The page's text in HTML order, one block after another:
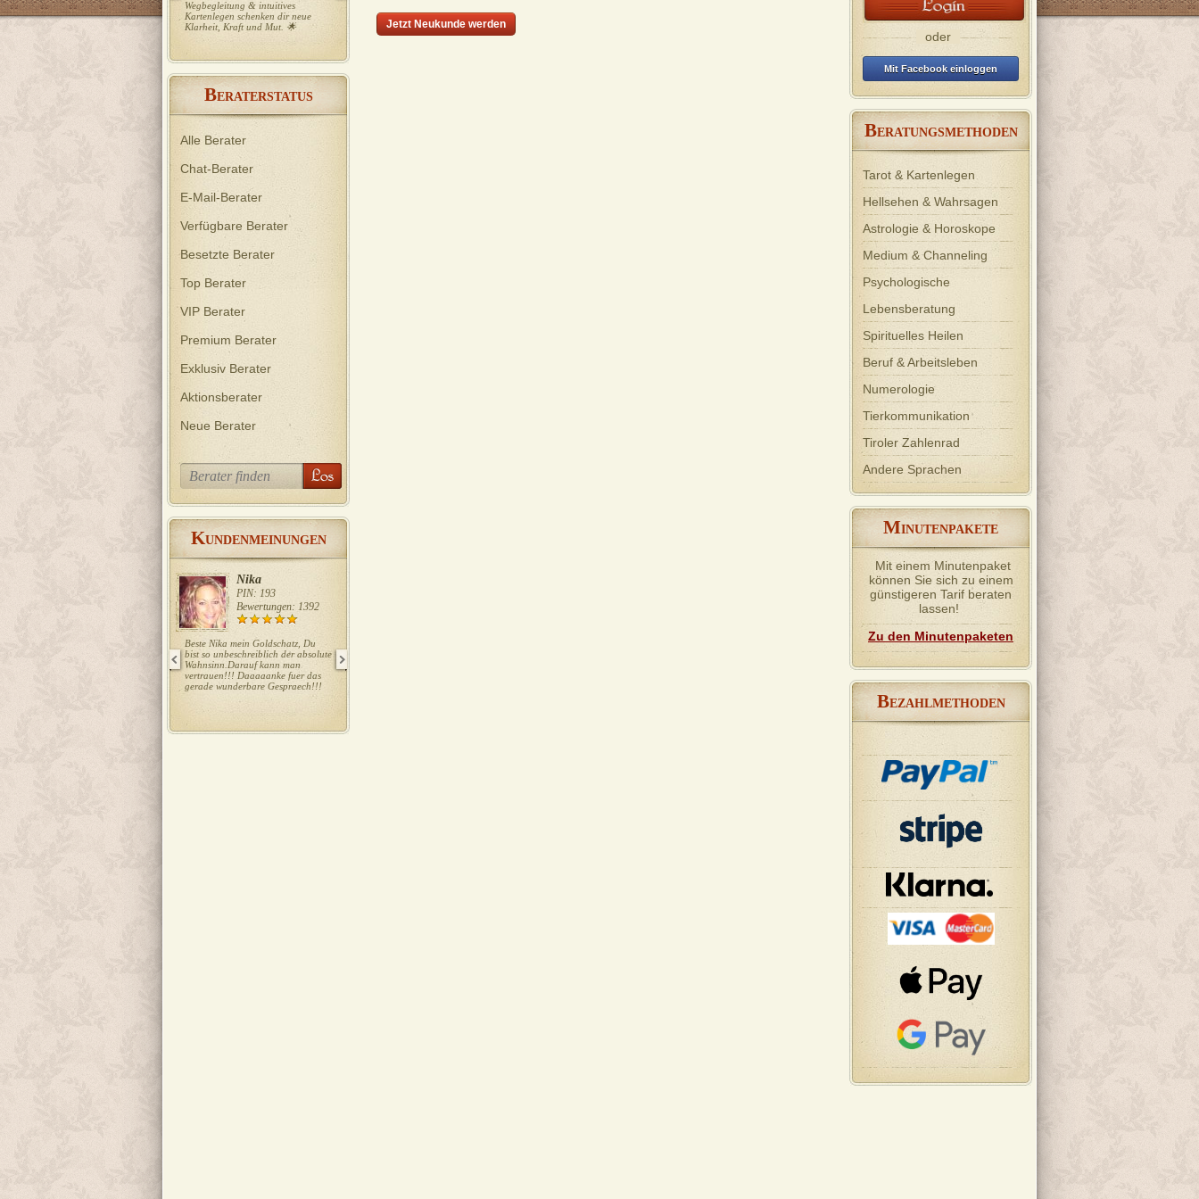
Wegbegleitung & intuitives
Kartenlegen schenken dir neue
Klarheit, Kraft und Mut. 🌟
und einfühlsam.
Tierkommunikation. Ich löse dunkle
Energien, Magie & Ahnenflüche.
Kein Rundumblick.
Anregungen zur Lösung Ihrer
Probleme in allen Lebenslagen. 🙋‍♂️
fragen, um einen Mann zu
bei
BERATERSTATUS
Alle Berater
Chat-Berater
E-Mail-Berater
Verfügbare Berater
Besetzte Berater
Top Berater
VIP Berater
Premium Berater
Exklusiv Berater
Aktionsberater
Neue Berater
KUNDENMEINUNGEN
Nika
PIN: 193
Bewertungen: 1392
Beste Nika mein Goldschatz, Du
bist so unbeschreiblich der absolute
Wahnsinn.Darauf kann man
vertrauen!!! Daaaaanke fuer das
gerade wunderbare Gespraech!!!
oder
Mit Facebook einloggen
BERATUNGSMETHODEN
Tarot & Kartenlegen
Hellsehen & Wahrsagen
Astrologie & Horoskope
Medium & Channeling
Psychologische
Lebensberatung
Spirituelles Heilen
Beruf & Arbeitsleben
Numerologie
Tierkommunikation
Tiroler Zahlenrad
Andere Sprachen
MINUTENPAKETE
Mit einem Minutenpaket
können Sie sich zu einem
günstigeren Tarif beraten
lassen!
Zu den Minutenpaketen
BEZAHLMETHODEN
Jetzt Neukunde werden